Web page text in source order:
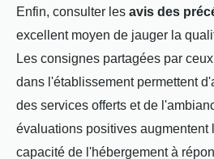
Enfin, consulter les avis des
excellent moyen de jauger la
Les consignes partagées par
dans l'établissement permettent
des services offerts et de
évaluations positives augmentent
capacité de l'hébergement à